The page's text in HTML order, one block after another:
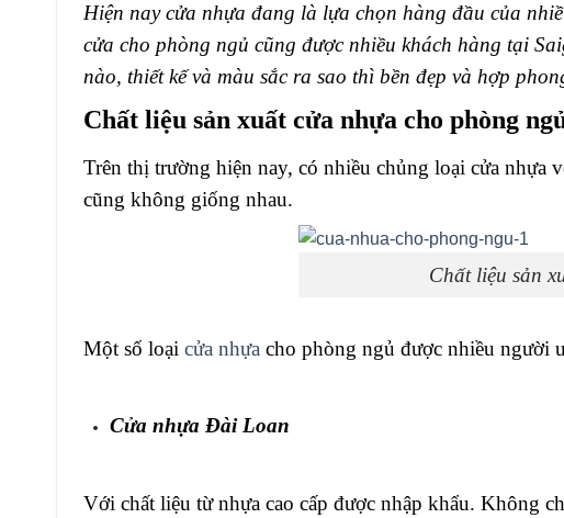
Hiện nay cửa nhựa đang là lựa chọn hàng đầu của
cửa cho phòng ngủ cũng được nhiều khách hàng tại
nào, thiết kế và màu sắc ra sao thì bền đẹp và hợp
Chất liệu sản xuất cửa nhựa cho phòng
Trên thị trường hiện nay, có nhiều chủng loại cửa
cũng không giống nhau.
Chất liệu sản
Một số loại cửa nhựa cho phòng ngủ được nhiều người
Cửa nhựa Đài Loan
Với chất liệu từ nhựa cao cấp được nhập khẩu. Không